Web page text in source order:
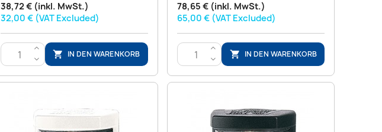
38,72 € (inkl. MwSt.)
32,00 € (VAT Excluded)
>
<
 IN DEN WARENKORB
78,65 € (inkl. MwSt.)
65,00 € (VAT Excluded)
>
<
 IN DEN WARENKORB